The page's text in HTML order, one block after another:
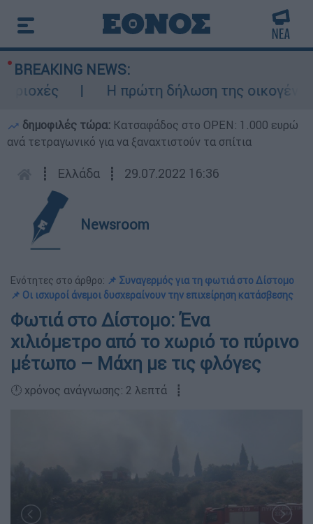
BREAKING NEWS:
Η πρώτη δήλωση της οικογένειας
δημοφιλές τώρα: Κατσαφάδος στο OPEN: 1.000 ευρώ
ανά τετραγωνικό για να ξαναχτιστούν τα σπίτια
┋ Ελλάδα ┋ 29.07.2022 16:36
Newsroom
Ενότητες στο άρθρο: 📌 Συναγερμός για τη φωτιά στο Δίστομο
📌 Οι ισχυροί άνεμοι δυσχεραίνουν την επιχείρηση κατάσβεσης
Φωτιά στο Δίστομο: Ένα
χιλιόμετρο από το χωριό το πύρινο
μέτωπο – Μάχη με τις φλόγες
🕛 χρόνος ανάγνωσης: 2 λεπτά ┋